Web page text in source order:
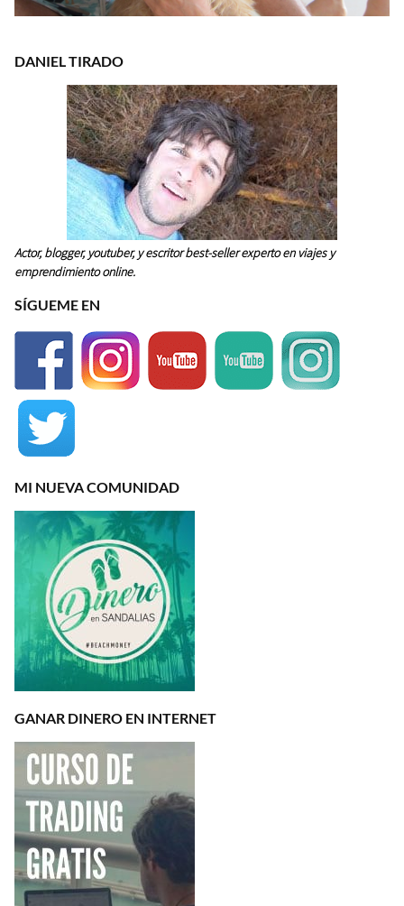
DANIEL TIRADO
Actor, blogger, youtuber, y escritor best-seller experto en viajes y
emprendimiento online.
SÍGUEME EN
MI NUEVA COMUNIDAD
GANAR DINERO EN INTERNET